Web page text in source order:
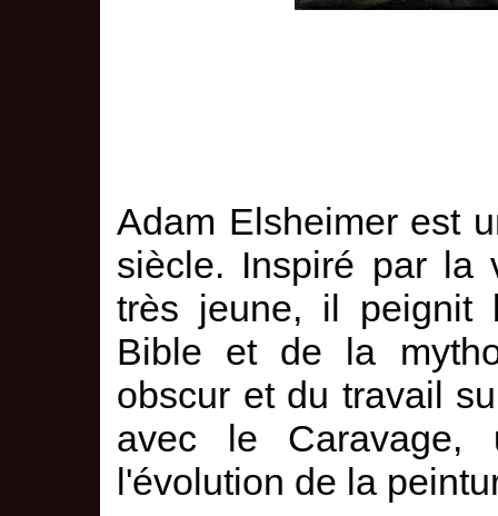
Adam Elsheimer est
siècle. Inspiré par la
très jeune, il peignit
Bible et de la
obscur et du travail
avec le Caravage,
l'évolution de la